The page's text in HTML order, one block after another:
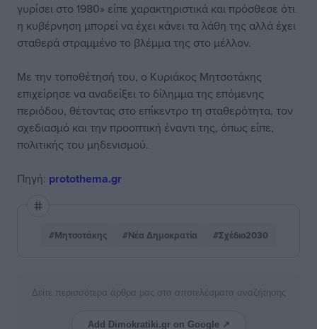
γυρίσει στο 1980» είπε χαρακτηριστικά και πρόσθεσε ότι
η κυβέρνηση μπορεί να έχει κάνει τα λάθη της αλλά έχει
σταθερά στραμμένο το βλέμμα της στο μέλλον.
Με την τοποθέτησή του, ο Κυριάκος Μητσοτάκης
επιχείρησε να αναδείξει το δίλημμα της επόμενης
περιόδου, θέτοντας στο επίκεντρο τη σταθερότητα, τον
σχεδιασμό και την προοπτική έναντι της, όπως είπε,
πολιτικής του μηδενισμού.
Πηγή: protothema.gr
#Μητσοτάκης #Νέα Δημοκρατία #Σχέδιο2030
Δείτε περισσότερα άρθρα μας στα αποτελέσματα αναζήτησης
Add Dimokratiki.gr on Google ↗